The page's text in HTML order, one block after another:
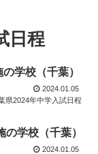
日程
学校（千葉）
2024.01.05
県2024年中学入試日程
学校（千葉）
2024.01.05